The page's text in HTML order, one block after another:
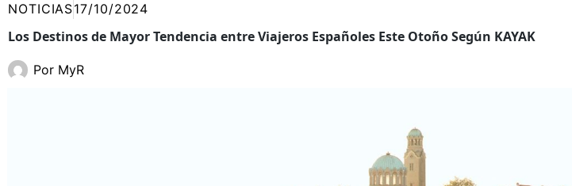
NOTICIAS17/10/2024
Los Destinos de Mayor Tendencia entre Viajeros Españoles Este Otoño Según KAYAK
Por MyR